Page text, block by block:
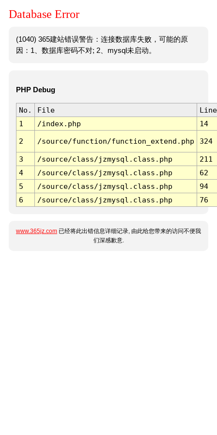
Database Error
(1040) 365建站错误警告：连接数据库失败，可能的原
因：1、数据库密码不对; 2、mysql未启动。
PHP Debug
No. File
Line
1
/index.php 14
2 /source/function/function_extend.php 324
3 /source/class/jzmysql.class.php
211
4
/source/class/jzmysql.class.php
62
5
/source/class/jzmysql.class.php
94
6
/source/class/jzmysql.class.php 76
www.365jz.com 已经将此出错信息详细记录, 由此给您带来的访问不便我
们深感歉意.